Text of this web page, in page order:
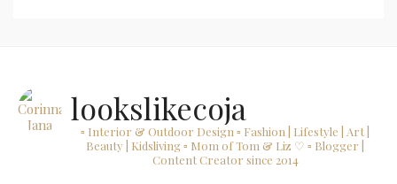
lookslikecoja
▫ Interior & Outdoor Design ▫ Fashion | Lifestyle | Art |
Beauty | Kidsliving▫ Mom of Tom & Liz ♡ ▫ Blogger |
Content Creator since 2014